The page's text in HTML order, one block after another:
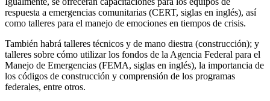
respuesta a emergencias comunitarias (CERT, siglas en inglés), así
como talleres para el manejo de emociones en tiempos de crisis.
También habrá talleres técnicos y de mano diestra (construcción); y
talleres sobre cómo utilizar los fondos de la Agencia Federal para el
Manejo de Emergencias (FEMA, siglas en inglés), la importancia de
los códigos de construcción y comprensión de los programas
federales, entre otros.